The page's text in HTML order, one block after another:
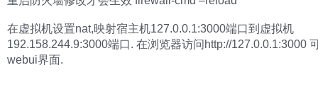
在虚拟机设置nat,映射宿主机127.0.0.1:3000端口到虚拟机
192.158.244.9:3000端口. 在浏览器访问http://127.0.0.1:3000
webui界面.